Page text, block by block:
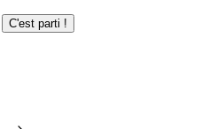
C'est parti !